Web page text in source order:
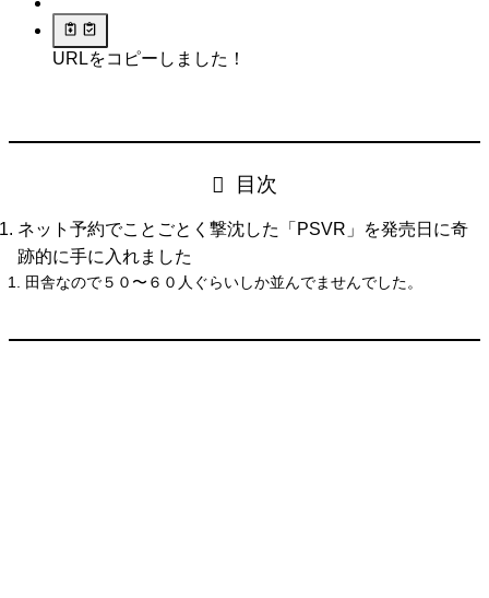
URLをコピーしました！
目次
ネット予約でことごとく撃沈した「PSVR」を発売日に奇
跡的に手に入れました
田舎なので５０〜６０人ぐらいしか並んでませんでした。